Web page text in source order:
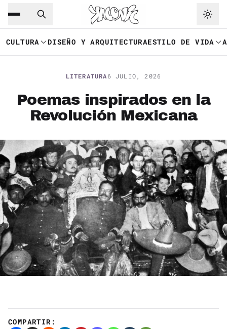
Saltar al contenido principal
CULTURA DISEÑO Y ARQUITECTURAESTILO DE VIDA
LITERATURA6 JULIO, 2026
Poemas inspirados en la
Revolución Mexicana
COMPARTIR: